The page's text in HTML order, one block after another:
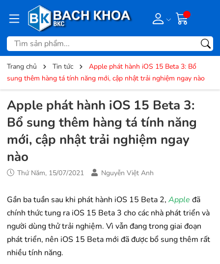
Trang chủ Tin tức
Apple phát hành iOS 15 Beta 3: Bổ
sung thêm hàng tá tính năng mới, cập nhật trải nghiệm ngay nào
Apple phát hành iOS 15 Beta 3:
Bổ sung thêm hàng tá tính năng
mới, cập nhật trải nghiệm ngay
nào
Thứ Năm, 15/07/2021 Nguyễn Việt Anh
Gần ba tuần sau khi phát hành iOS 15 Beta 2, Apple đã
chính thức tung ra iOS 15 Beta 3 cho các nhà phát triển và
người dùng thử trải nghiệm. Vì vẫn đang trong giai đoạn
phát triển, nên iOS 15 Beta mới đã được bổ sung thêm rất
nhiều tính năng.